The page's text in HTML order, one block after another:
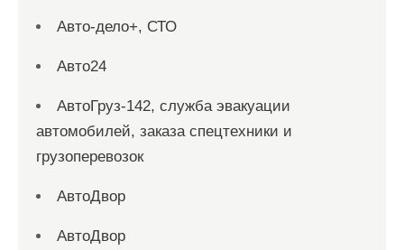
Авто-дело+, СТО
Авто24
АвтоГруз-142, служба эвакуации
автомобилей, заказа спецтехники и
грузоперевозок
АвтоДвор
АвтоДвор